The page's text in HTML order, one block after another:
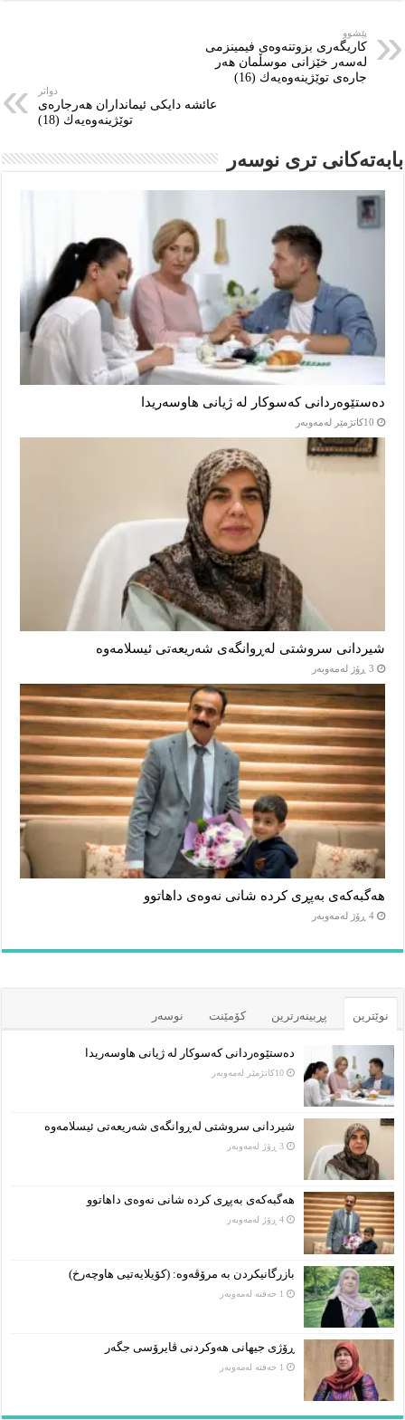
پێشوو
كاریگەری بزوتنەوەی فیمینزمی
لەسەر خێزانی موسڵمان‌ هەر
جارەی توێژینەوەیەك (16)
دواتر
عائشە دایكی ئیمانداران هەرجارەی
توێژینەوەیەك (18)
بابەتەکانى ترى نوسەر
دەستێوەردانی کەسوکار لە ژیانی هاوسەریدا
10كاتژمێر لەمەوبەر
شیردانی سروشتی لەڕوانگەی شەریعەتی ئیسلامەوە
3 ڕۆژ لەمەوبەر
هەگبەکەی بەپڕی کردە شانی نەوەی داهاتوو
4 ڕۆژ لەمەوبەر
نوێترین پڕبینەرترین کۆمێنت نوسەر
دەستێوەردانی کەسوکار لە ژیانی هاوسەریدا
10كاتژمێر لەمەوبەر
شیردانی سروشتی لەڕوانگەی شەریعەتی ئیسلامەوە
3 ڕۆژ لەمەوبەر
هەگبەکەی بەپڕی کردە شانی نەوەی داهاتوو
4 ڕۆژ لەمەوبەر
بازرگانیکردن بە مرۆڤەوە: (کۆیلایەتیی هاوچەرخ)
1 حەفتە لەمەوبەر
ڕۆژی جیهانی هەوکردنی ڤایرۆسی جگەر
1 حەفتە لەمەوبەر